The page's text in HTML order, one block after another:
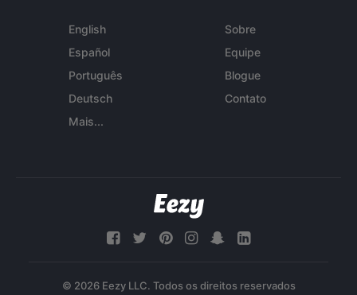
English
Español
Português
Deutsch
Mais...
Sobre
Equipe
Blogue
Contato
© 2026 Eezy LLC. Todos os direitos reservados